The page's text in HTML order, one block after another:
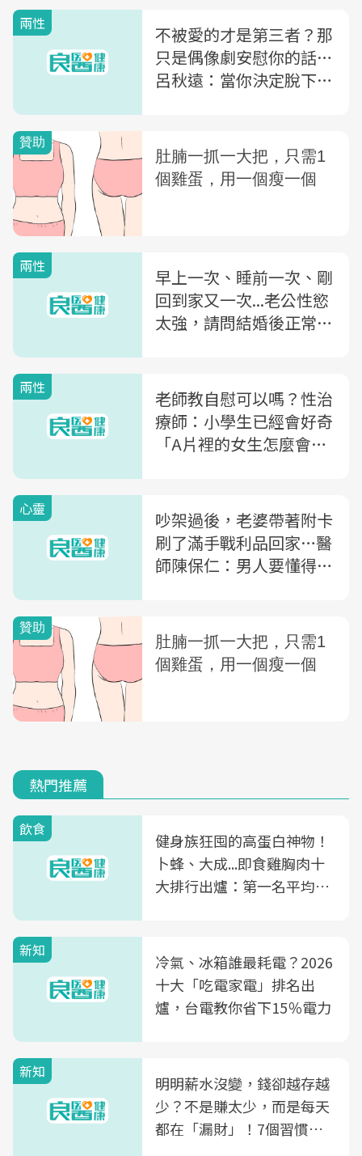
兩性
不被愛的才是第三者？那
只是偶像劇安慰你的話…
呂秋遠：當你決定脫下褲
兩性
早上一次、睡前一次、剛
回到家又一次...老公性慾
太強，請問結婚後正常人
兩性
老師教自慰可以嗎？性治
療師：小學生已經會好奇
「A片裡的女生怎麼會噴
心靈
吵架過後，老婆帶著附卡
刷了滿手戰利品回家…醫
師陳保仁：男人要懂得
熱門推薦
飲食
健身族狂囤的高蛋白神物！
卜蜂、大成...即食雞胸肉十
大排行出爐：第一名平均一
新知
冷氣、冰箱誰最耗電？2026
十大「吃電家電」排名出
爐，台電教你省下15％電力
新知
明明薪水沒變，錢卻越存越
少？不是賺太少，而是每天
都在「漏財」！7個習慣一